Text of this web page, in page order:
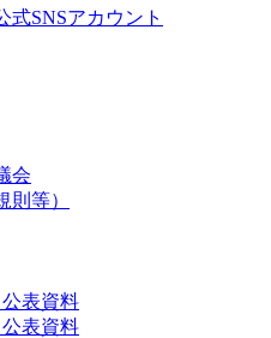
式SNSアカウント
会
則等）
表資料
表資料